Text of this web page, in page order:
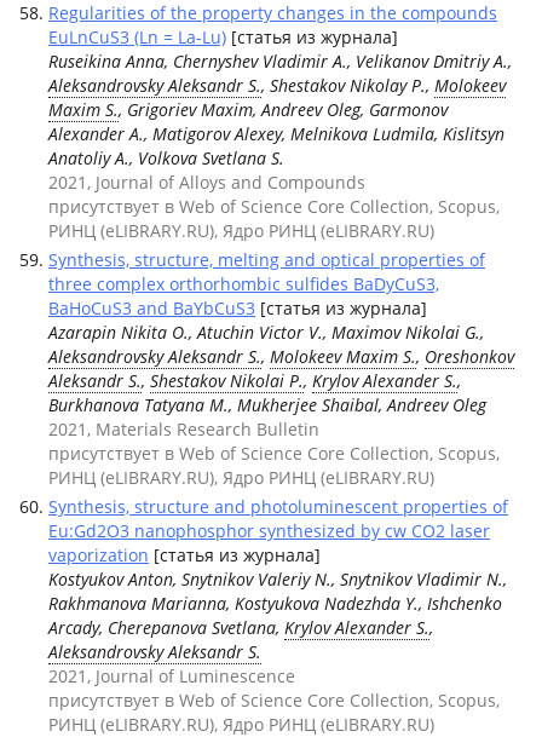
Regularities of the property changes in the compounds
EuLnCuS3 (Ln = La-Lu) [статья из журнала]
Ruseikina Anna, Chernyshev Vladimir A., Velikanov Dmitriy A.,
Aleksandrovsky Aleksandr S., Shestakov Nikolay P., Molokeev
Maxim S., Grigoriev Maxim, Andreev Oleg, Garmonov
Alexander A., Matigorov Alexey, Melnikova Ludmila, Kislitsyn
Anatoliy A., Volkova Svetlana S.
2021, Journal of Alloys and Compounds
присутствует в Web of Science Core Collection, Scopus,
РИНЦ (eLIBRARY.RU), Ядро РИНЦ (eLIBRARY.RU)
Synthesis, structure, melting and optical properties of
three complex orthorhombic sulfides BaDyCuS3,
BaHoCuS3 and BaYbCuS3 [статья из журнала]
Azarapin Nikita O., Atuchin Victor V., Maximov Nikolai G.,
Aleksandrovsky Aleksandr S., Molokeev Maxim S., Oreshonkov
Aleksandr S., Shestakov Nikolai P., Krylov Alexander S.,
Burkhanova Tatyana M., Mukherjee Shaibal, Andreev Oleg
2021, Materials Research Bulletin
присутствует в Web of Science Core Collection, Scopus,
РИНЦ (eLIBRARY.RU), Ядро РИНЦ (eLIBRARY.RU)
Synthesis, structure and photoluminescent properties of
Eu:Gd2O3 nanophosphor synthesized by cw CO2 laser
vaporization [статья из журнала]
Kostyukov Anton, Snytnikov Valeriy N., Snytnikov Vladimir N.,
Rakhmanova Marianna, Kostyukova Nadezhda Y., Ishchenko
Arcady, Cherepanova Svetlana, Krylov Alexander S.,
Aleksandrovsky Aleksandr S.
2021, Journal of Luminescence
присутствует в Web of Science Core Collection, Scopus,
РИНЦ (eLIBRARY.RU), Ядро РИНЦ (eLIBRARY.RU)